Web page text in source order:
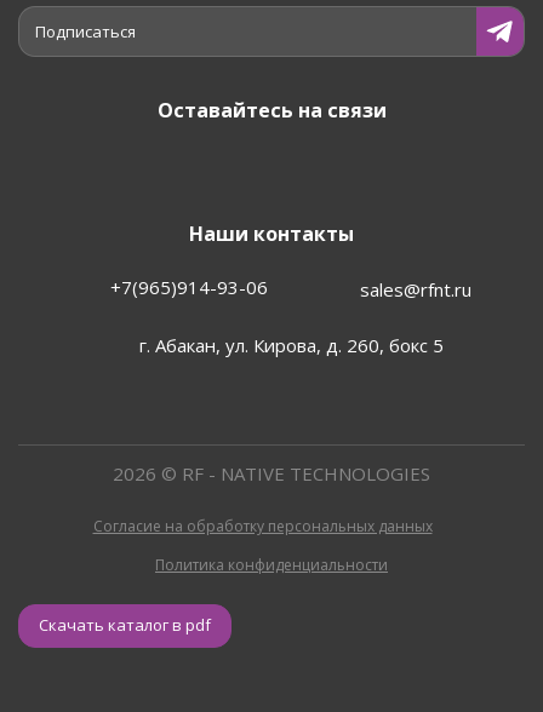
Подписаться
Оставайтесь на связи
Наши контакты
+7(965)914-93-06 sales@rfnt.ru
г. Абакан, ул. Кирова, д. 260, бокс 5
2026 © RF - NATIVE TECHNOLOGIES
Согласие на обработку персональных данных
Политика конфиденциальности
Скачать каталог в pdf